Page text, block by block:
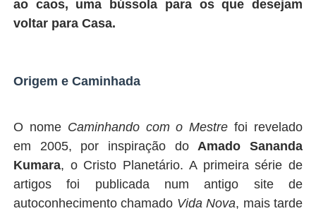
ao caos, uma bússola para os que desejam
voltar para Casa.
Origem e Caminhada
O nome Caminhando com o Mestre foi revelado
em 2005, por inspiração do Amado Sananda
Kumara, o Cristo Planetário. A primeira série de
artigos foi publicada num antigo site de
autoconhecimento chamado Vida Nova, mais tarde